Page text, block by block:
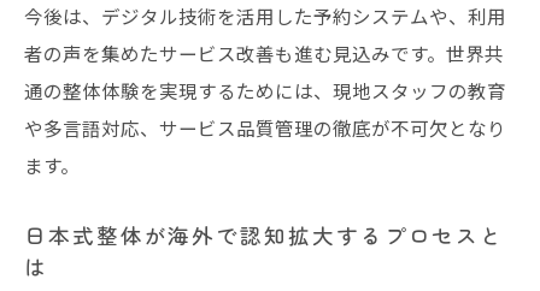
今後は、デジタル技術を活用した予約システムや、利用
者の声を集めたサービス改善も進む見込みです。世界共
通の整体体験を実現するためには、現地スタッフの教育
や多言語対応、サービス品質管理の徹底が不可欠となり
ます。
日本式整体が海外で認知拡大するプロセスと
は